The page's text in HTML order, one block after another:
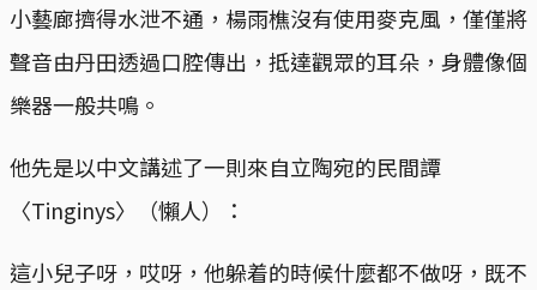
小藝廊擠得水泄不通，楊雨樵沒有使用麥克風，僅僅將
聲音由丹田透過口腔傳出，抵達觀眾的耳朵，身體像個
樂器一般共鳴。
他先是以中文講述了一則來自立陶宛的民間譚
〈Tinginys〉（懶人）：
這小兒子呀，哎呀，他躲着的時候什麼都不做呀，既不